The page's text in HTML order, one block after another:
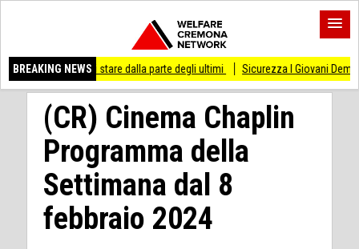
BREAKING NEWS
di stare dalla parte degli ultimi Sicurezza I Giovani Democratici ribattono
(CR) Cinema Chaplin
Programma della
Settimana dal 8
febbraio 2024